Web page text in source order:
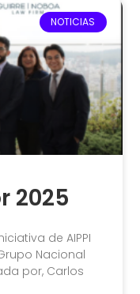
NOTICIAS
2025
de AIPPI
Nacional
por, Carlos